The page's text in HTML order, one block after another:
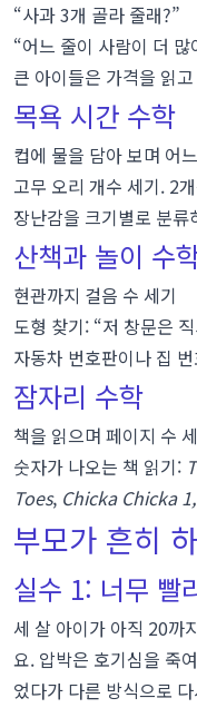
“사과 3개 골라 줄래?”
“어느 줄이 사람이 더 많
큰 아이들은 가격을 읽
목욕 시간 수학
컵에 물을 담아 보며 어
고무 오리 개수 세기. 2
장난감을 크기별로 분류
산책과 놀이 수
현관까지 걸음 수 세기
도형 찾기: “저 창문은
자동차 번호판이나 집
잠자리 수학
책을 읽으며 페이지 수
숫자가 나오는 책 읽기:
Toes, Chicka Chicka
부모가 흔히
실수 1: 너무 빨
세 살 아이가 아직 20까
요. 압박은 호기심을 죽
었다가 다른 방식으로